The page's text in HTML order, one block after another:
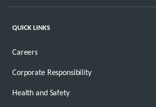
QUICK LINKS
Careers
Corporate Responsibility
Health and Safety